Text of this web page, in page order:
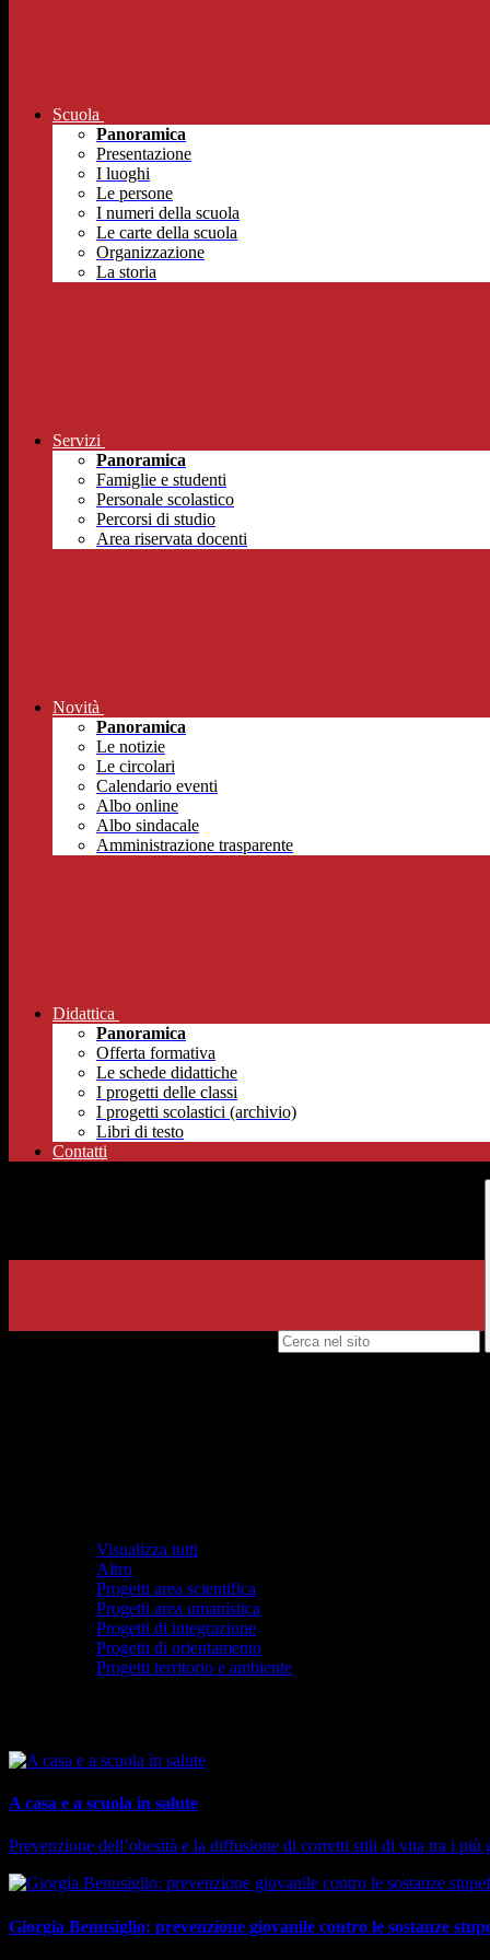
Scuola
Panoramica
Presentazione
I luoghi
Le persone
I numeri della scuola
Le carte della scuola
Organizzazione
La storia
Servizi
Panoramica
Famiglie e studenti
Personale scolastico
Percorsi di studio
Area riservata docenti
Novità
Panoramica
Le notizie
Le circolari
Calendario eventi
Albo online
Albo sindacale
Amministrazione trasparente
Didattica
Panoramica
Offerta formativa
Le schede didattiche
I progetti delle classi
I progetti scolastici (archivio)
Libri di testo
Contatti
Visualizza tutti
Altro
Progetti area scientifica
Progetti area umanistica
Progetti di integrazione
Progetti di orientamento
Progetti territorio e ambiente
A casa e a scuola in salute
Prevenzione dell’obesità e la diffusione di corretti stili di vita tra i più
Giorgia Benusiglio: prevenzione giovanile contro le sostanze